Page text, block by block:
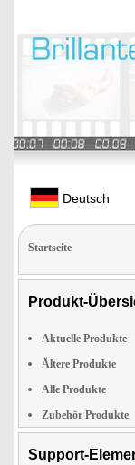
Deutsch
Startseite
Produkt-
Aktuelle Produkte
Ältere Produkte
Alle Produkte
Zubehör Produkte
Support-